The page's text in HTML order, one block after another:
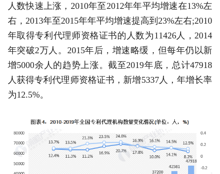
人数快速上涨，2010年至2012年年平均增速在13%左
右，2013年至2015年年平均增速提高到23%左右;2010
年取得专利代理师资格证书的人数为11426人，2014
年突破2万人。2015年后，增速略缓，但每年仍以新
增5000余人的趋势上涨。截至2019年底，总计47918
人获得专利代理师资格证书，新增5337人，年增长率
为12.5%。